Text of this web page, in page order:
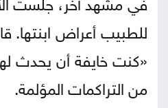
للطبيب أعراض
«كنت خايفة أن يحدث
من التراكمات المؤلمة.